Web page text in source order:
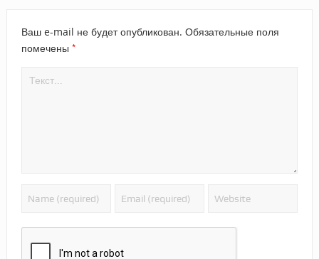
Ваш e-mail не будет опубликован. Обязательные поля
помечены *